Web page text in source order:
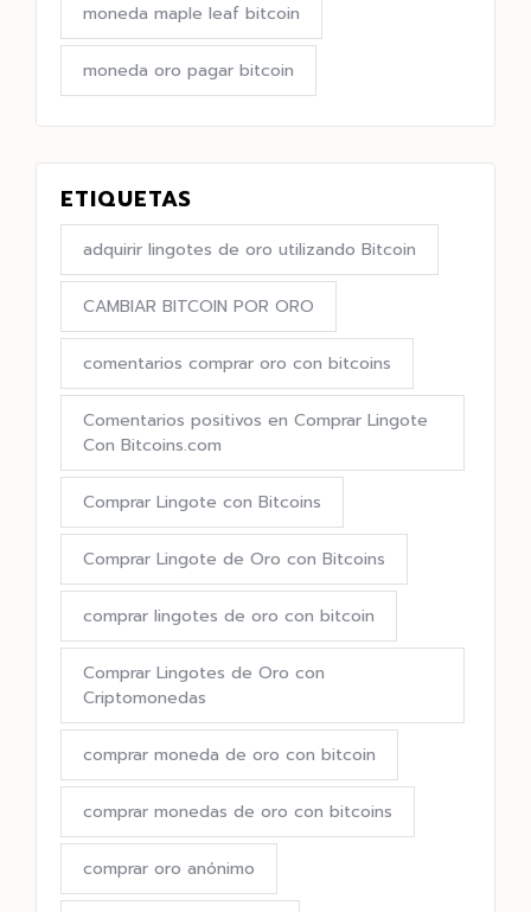
moneda maple leaf bitcoin
moneda oro pagar bitcoin
ETIQUETAS
adquirir lingotes de oro utilizando Bitcoin
CAMBIAR BITCOIN POR ORO
comentarios comprar oro con bitcoins
Comentarios positivos en Comprar Lingote
Con Bitcoins.com
Comprar Lingote con Bitcoins
Comprar Lingote de Oro con Bitcoins
comprar lingotes de oro con bitcoin
Comprar Lingotes de Oro con
Criptomonedas
comprar moneda de oro con bitcoin
comprar monedas de oro con bitcoins
comprar oro anónimo